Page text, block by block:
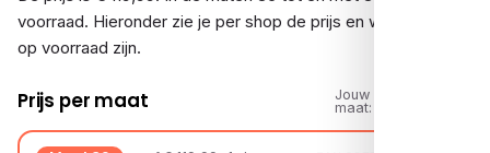
voorraad. Hieronder zie je per shop de prijs en welke maten
op voorraad zijn.
Prijs per maat
Jouw
maat: